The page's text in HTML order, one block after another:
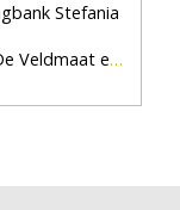
Stefania
en De Pas